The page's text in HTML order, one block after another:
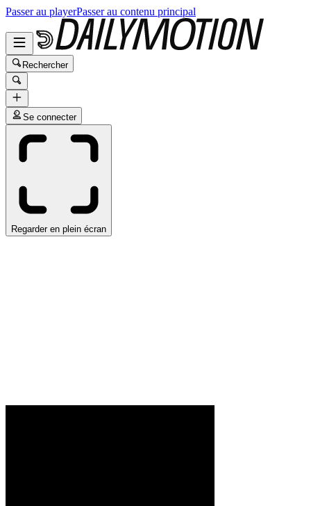
Passer au playerPasser au contenu principal
Rechercher
Se connecter
Regarder en plein écran